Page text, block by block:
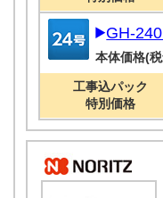
GH-
本体価格(
工事込パック
特別価格